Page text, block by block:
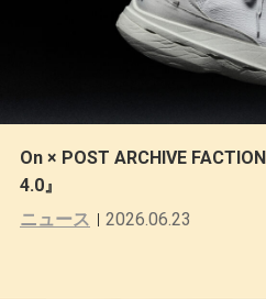
On × POST ARCHIVE
4.0』
ニュース
2026.06.23